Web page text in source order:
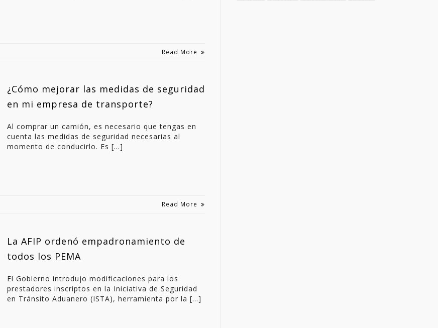
Read More
¿Cómo mejorar las medidas de seguridad
en mi empresa de transporte?
Al comprar un camión, es necesario que tengas en
cuenta las medidas de seguridad necesarias al
momento de conducirlo. Es […]
Read More
La AFIP ordenó empadronamiento de
todos los PEMA
El Gobierno introdujo modificaciones para los
prestadores inscriptos en la Iniciativa de Seguridad
en Tránsito Aduanero (ISTA), herramienta por la […]